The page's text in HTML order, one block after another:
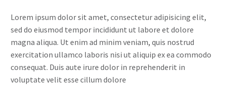
Lorem ipsum dolor sit amet, consectetur adipisicing elit,
sed do eiusmod tempor incididunt ut labore et dolore
magna aliqua. Ut enim ad minim veniam, quis nostrud
exercitation ullamco laboris nisi ut aliquip ex ea commodo
consequat. Duis aute irure dolor in reprehenderit in
voluptate velit esse cillum dolore